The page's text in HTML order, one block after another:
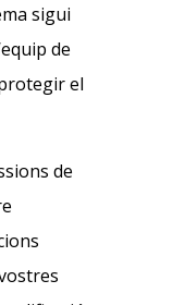
sigui
de
el
de